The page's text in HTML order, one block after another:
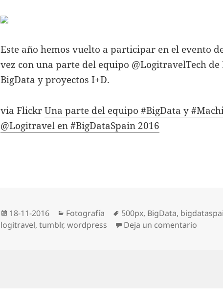
Este año hemos vuelto a participar en el evento
vez con una parte del equipo @LogitravelTech
BigData y proyectos I+D.
via FlickrUna parte del equipo #BigData y
@Logitravel en #BigDataSpain 2016
Publicado
el
18-11-2016 Categorías
Fotografía Etiquetas
500px, BigData,
logitravel,tumblr,wordpress Deja un comentario